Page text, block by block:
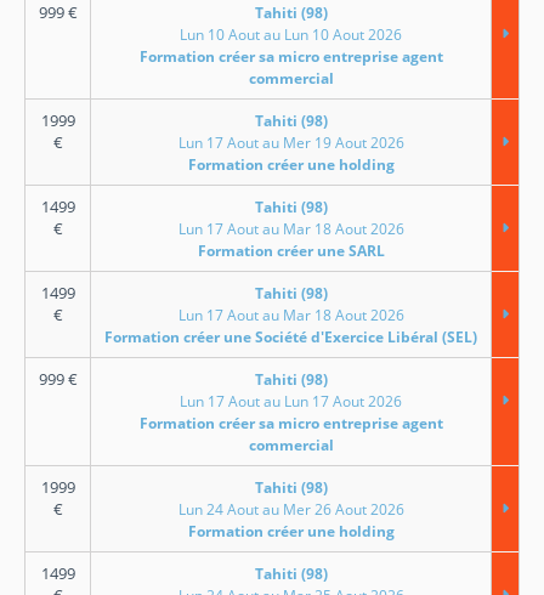
999€
Tahiti (98)
Lun 10 Aout au Lun 10 Aout 2026
Formation créer sa micro entreprise agent
commercial
1999
€
Tahiti (98)
Lun 17 Aout au Mer 19 Aout 2026
Formation créer une holding
1499
€
Tahiti (98)
Lun 17 Aout au Mar 18 Aout 2026
Formation créer une SARL
1499
€
Tahiti (98)
Lun 17 Aout au Mar 18 Aout 2026
Formation créer une Société d'Exercice Libéral (SEL)
999€
Tahiti (98)
Lun 17 Aout au Lun 17 Aout 2026
Formation créer sa micro entreprise agent
commercial
1999
€
Tahiti (98)
Lun 24 Aout au Mer 26 Aout 2026
Formation créer une holding
1499
Tahiti (98)